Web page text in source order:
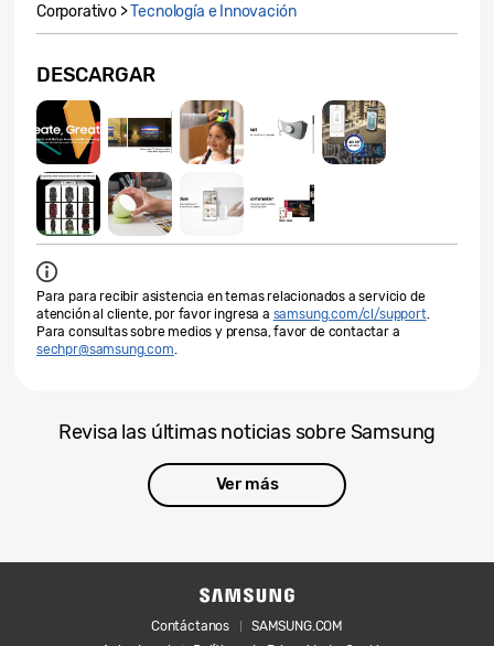
Corporativo >Tecnología e Innovación
DESCARGAR
Para para recibir asistencia en temas relacionados a servicio de
atención al cliente, por favor ingresa a samsung.com/cl/support.
Para consultas sobre medios y prensa, favor de contactar a
sechpr@samsung.com.
Revisa las últimas noticias sobre Samsung
Ver más
Contáctanos
SAMSUNG.COM